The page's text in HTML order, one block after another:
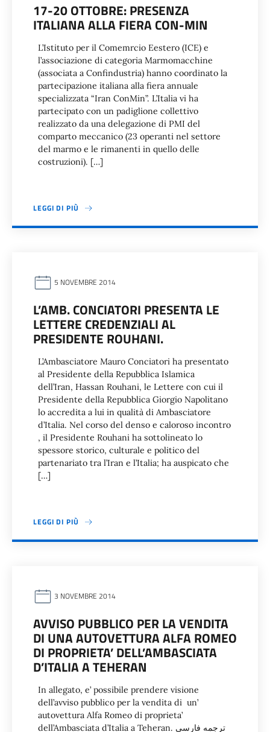
17-20 OTTOBRE: PRESENZA
ITALIANA ALLA FIERA CON-MIN
L’Istituto per il Comemrcio Eestero (ICE) e
l’associazione di categoria Marmomacchine
(associata a Confindustria) hanno coordinato la
partecipazione italiana alla fiera annuale
specializzata “Iran ConMin”. L’Italia vi ha
partecipato con un padiglione collettivo
realizzato da una delegazione di PMI del
comparto meccanico (23 operanti nel settore
del marmo e le rimanenti in quello delle
costruzioni). […]
LEGGI DI PIÙ
5 NOVEMBRE 2014
L’AMB. CONCIATORI PRESENTA LE
LETTERE CREDENZIALI AL
PRESIDENTE ROUHANI.
L’Ambasciatore Mauro Conciatori ha presentato
al Presidente della Repubblica Islamica
dell’Iran, Hassan Rouhani, le Lettere con cui il
Presidente della Repubblica Giorgio Napolitano
lo accredita a lui in qualità di Ambasciatore
d’Italia. Nel corso del denso e caloroso incontro
, il Presidente Rouhani ha sottolineato lo
spessore storico, culturale e politico del
partenariato tra l’Iran e l’Italia; ha auspicato che
[…]
LEGGI DI PIÙ
3 NOVEMBRE 2014
AVVISO PUBBLICO PER LA VENDITA
DI UNA AUTOVETTURA ALFA ROMEO
DI PROPRIETA’ DELL’AMBASCIATA
D’ITALIA A TEHERAN
In allegato, e’ possibile prendere visione
dell’avviso pubblico per la vendita di un’
autovettura Alfa Romeo di proprieta’
dell’Ambasciata d’Italia a Teheran. ترجمه فارسی